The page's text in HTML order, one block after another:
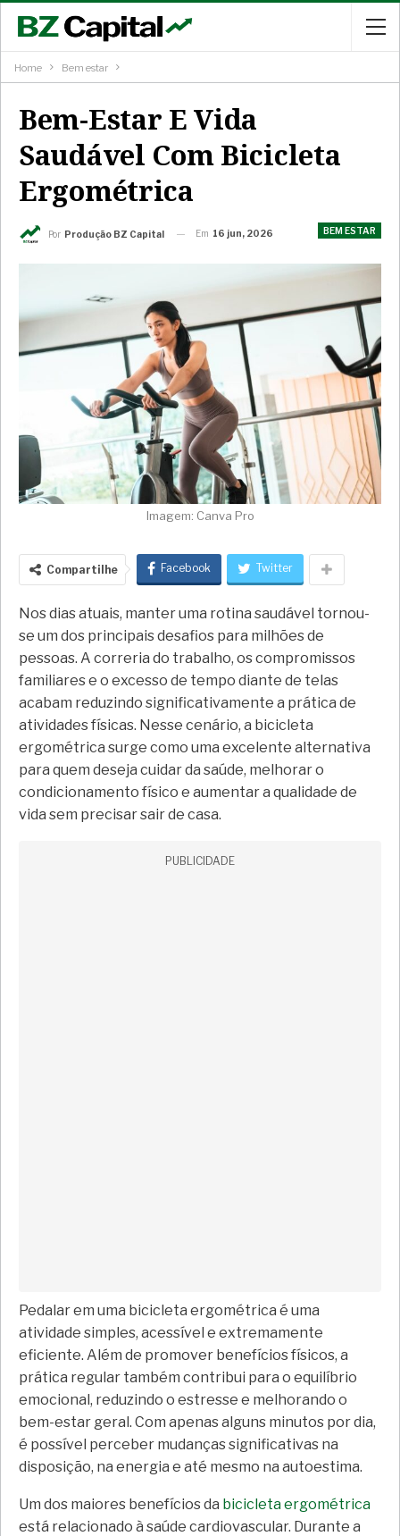
Home Bem estar
Bem-Estar E Vida
Saudável Com Bicicleta
Ergométrica
BEM ESTAR
Por Produção BZ Capital Em 16 jun, 2026
Imagem: Canva Pro
Compartilhe Facebook Twitter
Nos dias atuais, manter uma rotina saudável tornou-
se um dos principais desafios para milhões de
pessoas. A correria do trabalho, os compromissos
familiares e o excesso de tempo diante de telas
acabam reduzindo significativamente a prática de
atividades físicas. Nesse cenário, a bicicleta
ergométrica surge como uma excelente alternativa
para quem deseja cuidar da saúde, melhorar o
condicionamento físico e aumentar a qualidade de
vida sem precisar sair de casa.
PUBLICIDADE
Pedalar em uma bicicleta ergométrica é uma
atividade simples, acessível e extremamente
eficiente. Além de promover benefícios físicos, a
prática regular também contribui para o equilíbrio
emocional, reduzindo o estresse e melhorando o
bem-estar geral. Com apenas alguns minutos por dia,
é possível perceber mudanças significativas na
disposição, na energia e até mesmo na autoestima.
Um dos maiores benefícios da bicicleta ergométrica
está relacionado à saúde cardiovascular. Durante a